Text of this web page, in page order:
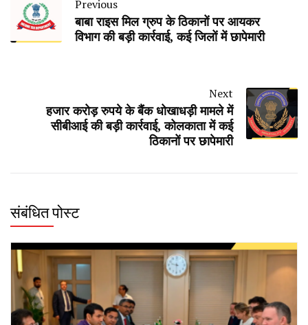
Previous
बाबा राइस मिल ग्रुप के ठिकानों पर आयकर
विभाग की बड़ी कार्रवाई, कई जिलों में छापेमारी
Next
हजार करोड़ रुपये के बैंक धोखाधड़ी मामले में
सीबीआई की बड़ी कार्रवाई, कोलकाता में कई
ठिकानों पर छापेमारी
संबंधित पोस्ट